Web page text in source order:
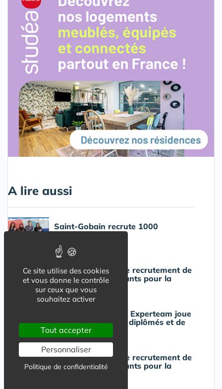
A lire aussi
Saint-Gobain recrute 1000
alternants en 2025
Primark annonce le recrutement de
plus de 150 alternants pour la
rentrée 2025
10 postes ouverts : Experteam joue
la carte des jeunes diplômés et de
l'alternance
Primark annonce le recrutement de
plus de 200 alternants pour la
Ce site utilise des cookies
et vous donne le contrôle
sur ceux que vous
souhaitez activer
Tout accepter
Personnaliser
Politique de confidentialité